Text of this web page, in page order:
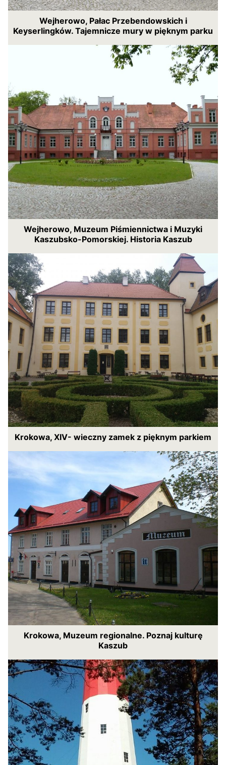
Wejherowo, Pałac Przebendowskich i
Keyserlingków. Tajemnicze mury w pięknym parku
Wejherowo, Muzeum Piśmiennictwa i Muzyki
Kaszubsko-Pomorskiej. Historia Kaszub
Krokowa, XIV- wieczny zamek z pięknym parkiem
Krokowa, Muzeum regionalne. Poznaj kulturę
Kaszub